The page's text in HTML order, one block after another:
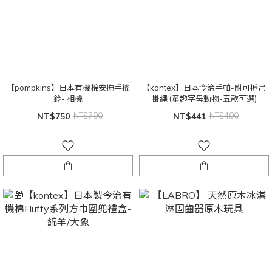
【pompkins】日本有機棉安撫手搖
鈴- 相機
NT$750 NT$790
【kontex】日本今治手帕-附可拆吊
掛繩 (童趣字母動物-五款可選)
NT$441 NT$490